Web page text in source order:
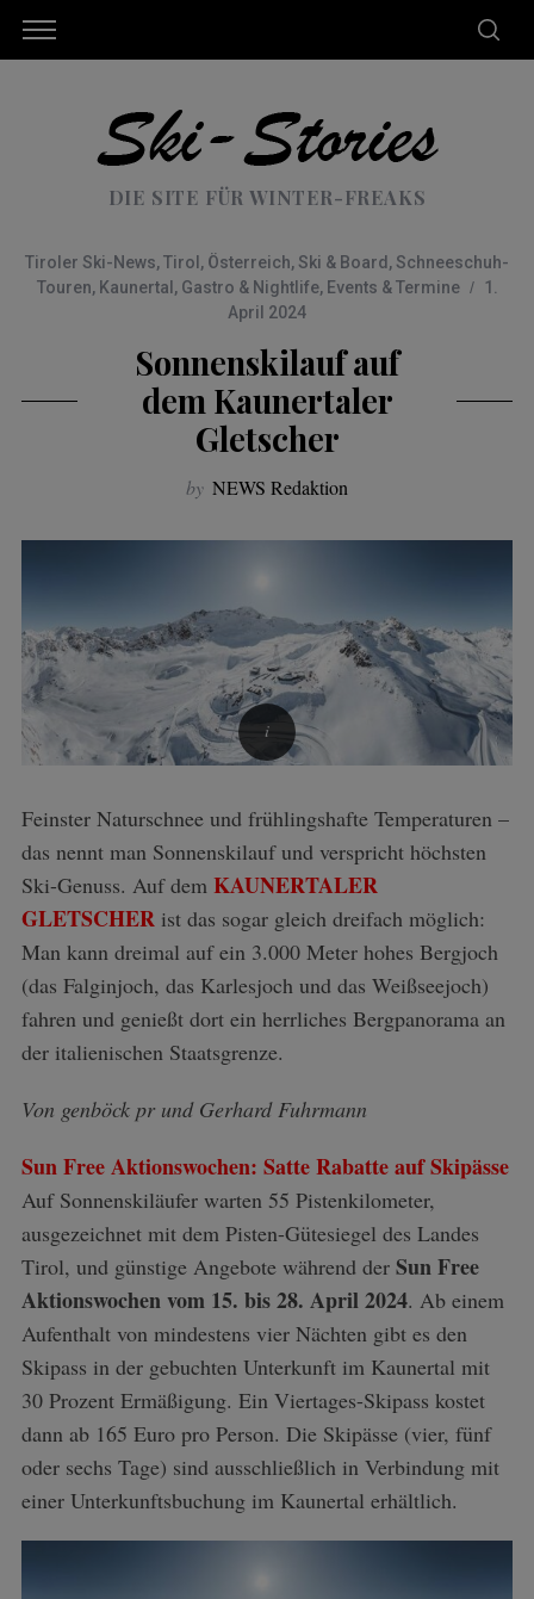
DIE SITE FÜR WINTER-FREAKS
Tiroler Ski-News,Tirol , Österreich, Ski & Board , Schneeschuh-
Touren, Kaunertal , Gastro & Nightlife, Events & Termine
1.
April 2024
Sonnenskilauf auf
dem Kaunertaler
Gletscher
by NEWS Redaktion
Feinster Naturschnee und frühlingshafte Temperaturen –
das nennt man Sonnenskilauf und verspricht höchsten
Ski-Genuss. Auf dem KAUNERTALER
GLETSCHER ist das sogar gleich dreifach möglich:
Man kann dreimal auf ein 3.000 Meter hohes Bergjoch
(das Falginjoch, das Karlesjoch und das Weißseejoch)
fahren und genießt dort ein herrliches Bergpanorama an
der italienischen Staatsgrenze.
Von genböck pr und Gerhard Fuhrmann
Sun Free Aktionswochen: Satte Rabatte auf Skipässe
Auf Sonnenskiläufer warten 55 Pistenkilometer,
ausgezeichnet mit dem Pisten-Gütesiegel des Landes
Tirol, und günstige Angebote während der Sun Free
Aktionswochen vom 15. bis 28. April 2024. Ab einem
Aufenthalt von mindestens vier Nächten gibt es den
Skipass in der gebuchten Unterkunft im Kaunertal mit
30 Prozent Ermäßigung. Ein Viertages-Skipass kostet
dann ab 165 Euro pro Person. Die Skipässe (vier, fünf
oder sechs Tage) sind ausschließlich in Verbindung mit
einer Unterkunftsbuchung im Kaunertal erhältlich.